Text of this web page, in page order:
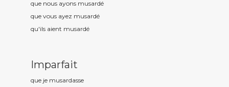
que nous ayons musardé
que vous ayez musardé
qu'ils aient musardé
Imparfait
que je musardasse